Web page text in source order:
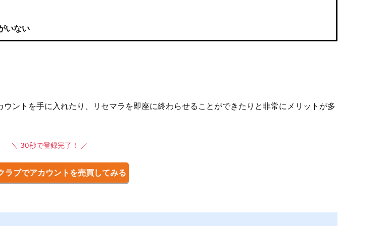
いない
ントを手に入れたり、リセマラを即座に終わらせることができたりと非常にメリットが多
＼ 30秒で登録完了！ ／
ラブでアカウントを売買してみる